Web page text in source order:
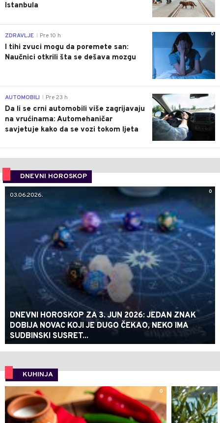
Istanbula
0
ZDRAVLJE Pre 10 h
I tihi zvuci mogu da poremete san:
Naučnici otkrili šta se dešava mozgu
AUTOMOBILI Pre 23 h
Da li se crni automobili više zagrijavaju
na vrućinama: Automehaničar
savjetuje kako da se vozi tokom ljeta
DNEVNI HOROSKOP
0
03.06.2026.
DNEVNI HOROSKOP ZA 3. JUN 2026: JEDAN ZNAK
DOBIJA NOVAC KOJI JE DUGO ČEKAO, NEKO IMA
SUDBINSKI SUSRET...
KUHINJA
0